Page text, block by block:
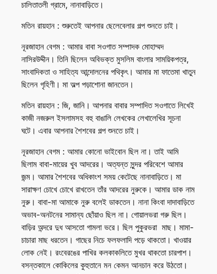
চালিতাতলী গ্রামে, নানাবাড়িতে।
মতিন রায়হান : শুরুতেই আপনার ছেলেবেলার গল্প শুনতে চাই।
নূরজাহান বেগম : আমার বাবা সওগাত সম্পাদক মোহাম্মদ
নাসিরউদ্দীন। তিনি ছিলেন অবিভক্ত মুসলিম বাংলার সাময়িকপত্র,
সাংবাদিকতা ও সাহিত্য আন্দোলনের পথিকৃৎ। আমার মা ফাতেমা খাতুন
ছিলেন গৃহিণী। মা অল্প পড়াশোনা জানতেন।
মতিন রায়হান : জি, জানি। আপনার বাবার সম্পাদিত সওগাতে লিখেই
কাজী নজরুল ইসলামসহ বহু বাঙালি লেখকের লেখালেখির সূচনা
ঘটে। এবার আপনার শৈশবের গল্প শুনতে চাই।
নূরজাহান বেগম : আমার কোনো ভাইবোন ছিল না। তাই আমি
ছিলাম বাবা-মায়ের খুব আদরের। অত্যন্ত সুন্দর পরিবেশে আমার
জন্ম। আমার শৈশবের অধিকাংশ সময় কেটেছে নানাবাড়িতে। মা
সারাক্ষণ চোখে চোখে রাখতেন তাঁর আদরের নুরুকে। আমার ডাক নাম
নুরু। বাবা-মা আমাকে নুরু বলেই ডাকতেন। নানা কিংবা দাদাবাড়িতে
অভাব-অনটনের সামান্য ছোঁয়াও ছিল না। গোয়ালভরা গরু ছিল।
বাড়ির অন্দরে দুধ আসতো গামলা ভরে। ছিল পুকুরভরা মাছ। মামা-
চাচারা মাছ ধরতেন। গাছের নিচে ফলফলাদি পড়ে থাকতো। খাওয়ার
লোক নেই। রংবেরঙের পাখির কলকাকলিতে মুখর থাকতো চারপাশ।
বসন্তকালে কোকিলের কুহুতানে মন কেমন আনচান করে উঠতো।